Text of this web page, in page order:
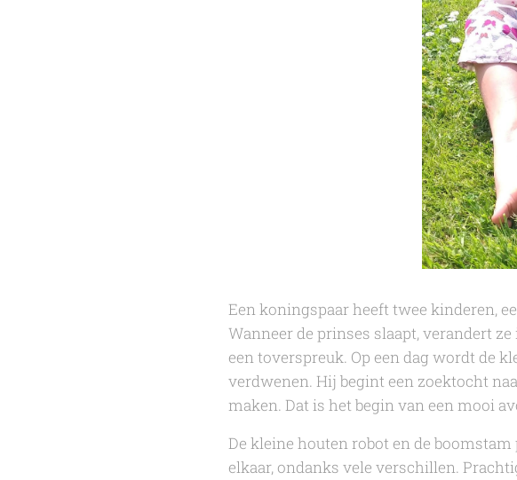
Een koningspaar heeft twee kinderen,
Wanneer de prinses slaapt, verandert
een toverspreuk. Op een dag wordt de
verdwenen. Hij begint een zoektocht
maken. Dat is het begin van een mooi
De kleine houten robot en de boomstam
elkaar, ondanks vele verschillen.